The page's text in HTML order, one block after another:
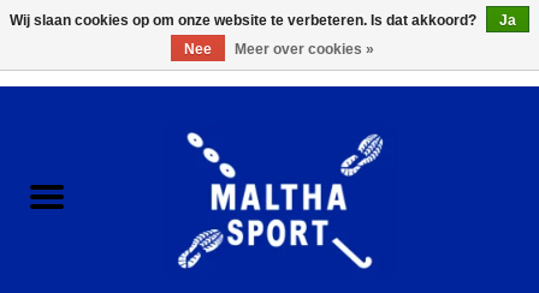
ACCESSOIRES/HARDWARE
Wij slaan cookies op om onze website te verbeteren. Is dat akkoord?
Ja
Nee
Meer over cookies »